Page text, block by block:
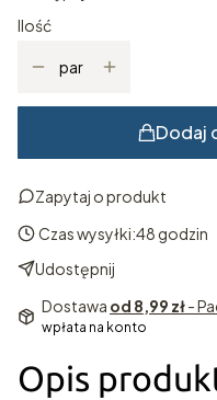
Ilość
par
Dodaj
Zapytaj o produkt
Czas wysyłki:48 godzin
Udostępnij
Dostawa od 8,99 zł-
wpłata na konto
Opis